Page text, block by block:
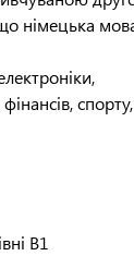
німецька
B1